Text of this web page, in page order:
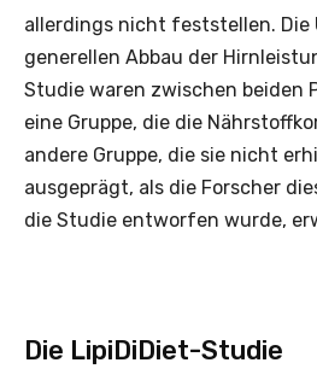
allerdings nicht feststellen. Die
generellen Abbau der
Studie waren zwischen beiden
eine Gruppe, die die
andere Gruppe, die sie nicht
ausgeprägt, als die Forscher
die Studie entworfen wurde,
Die LipiDiDiet-Studie